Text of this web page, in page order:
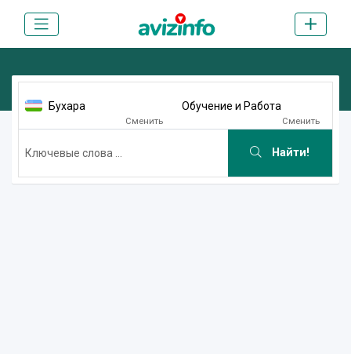
Бухара
Сменить
Обучение и Работа
Сменить
Найти!